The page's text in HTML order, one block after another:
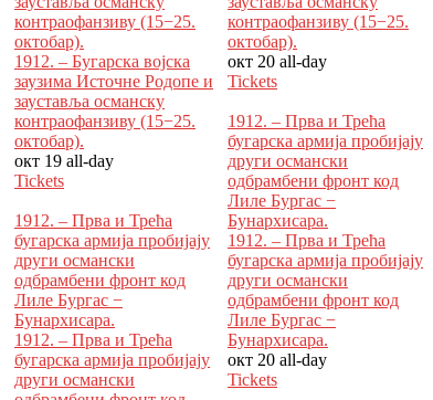
контраофанзиву (15−25.
октобар).
1912. – Бугарска војска
заузима Источне Родопе и
зауставља османску
контраофанзиву (15−25.
октобар).
окт 19 all-day
Tickets
1912. – Прва и Трећа
бугарска армија пробијају
други османски
одбрамбени фронт код
Лиле Бургас −
Бунархисара.
1912. – Прва и Трећа
бугарска армија пробијају
други османски
контраофанзиву (15−25.
октобар).
окт 20 all-day
Tickets
1912. – Прва и Трећа
бугарска армија пробијају
други османски
одбрамбени фронт код
Лиле Бургас −
Бунархисара.
1912. – Прва и Трећа
бугарска армија пробијају
други османски
одбрамбени фронт код
Лиле Бургас −
Бунархисара.
окт 20 all-day
Tickets